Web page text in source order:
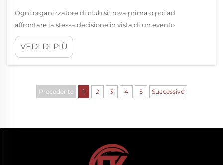
Ogni organizzatore di club si trova prima o poi ad
affrontare la stessa decisione in vista di un evento
importante: i premi devono essere progettati su misura
oppure scelti da un catalogo standard? Quando si tratta di
inizialmente…
VEDI DI PIÙ
Precedente 1 2 3 4 5 Successivo